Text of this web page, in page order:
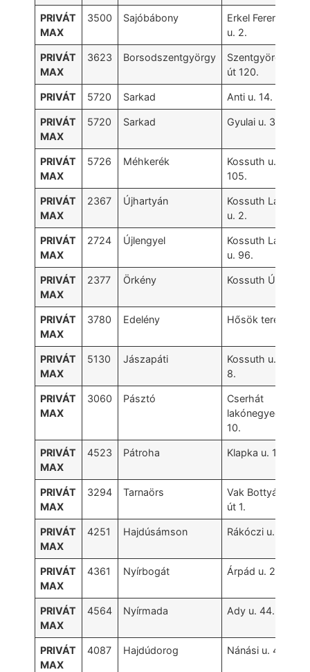
PRIVÁT
MAX
3500 Sajóbábony
Erkel Ferenc
u. 2.
PRIVÁT
MAX
3623 Borsodszentgyörgy
Szentgyörgy
út 120.
PRIVÁT 5720 Sarkad Anti u. 14.
PRIVÁT
MAX
5720 Sarkad Gyulai u. 35.
PRIVÁT
MAX
5726 Méhkerék
Kossuth u.
105.
PRIVÁT
MAX
2367 Újhartyán
Kossuth Lajos
u. 2.
PRIVÁT
MAX
2724 Újlengyel
Kossuth Lajos
u. 96.
PRIVÁT
MAX
2377 Örkény Kossuth Út 7.
PRIVÁT
MAX
3780 Edelény Hősök tere 2.
PRIVÁT
MAX
5130 Jászapáti
Kossuth u. 2-
8.
PRIVÁT
MAX
3060 Pásztó
Cserhát
lakónegyed
10.
PRIVÁT
MAX
4523 Pátroha Klapka u. 17.
PRIVÁT
MAX
3294 Tarnaörs
Vak Bottyán
út 1.
PRIVÁT
MAX
4251 Hajdúsámson Rákóczi u. 5/a
PRIVÁT
MAX
4361 Nyírbogát Árpád u. 2.
PRIVÁT
MAX
4564 Nyírmada Ady u. 44.
PRIVÁT
MAX
4087 Hajdúdorog Nánási u. 42.